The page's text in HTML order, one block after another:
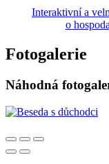
Interaktivní a
o
Fotogalerie
Náhodná